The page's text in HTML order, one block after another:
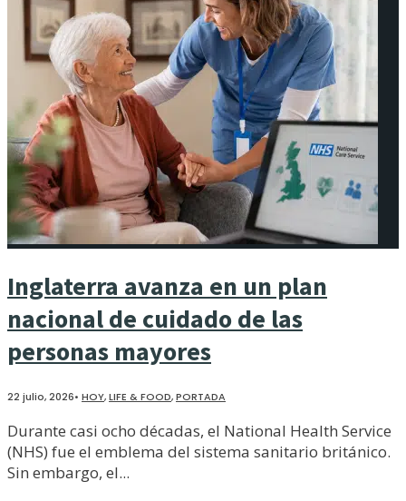
Inglaterra avanza en un plan
nacional de cuidado de las
personas mayores
22 julio, 2026• HOY,LIFE & FOOD,PORTADA
Durante casi ocho décadas, el National Health Service
(NHS) fue el emblema del sistema sanitario británico.
Sin embargo, el...